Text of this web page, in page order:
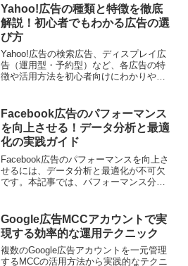
Yahoo!広告の種類と特徴を徹底
解説！初心者でもわかる広告の選
び方
Yahoo!広告の検索広告、ディスプレイ広
告（運用型・予約型）など、各広告の特
徴や活用方法を初心者向けにわかりやす
Facebook広告のパフォーマンス
を向上させる！データ分析と最適
化の実践ガイド
Facebook広告のパフォーマンスを向上さ
せるには、データ分析と最適化が不可欠
です。本記事では、パフォーマンス分析
ックを紹介します。ケーススタディを交
えながら、すぐに活用できる知識が満載
の内容となっています。
Google広告MCCアカウントで実
現する効率的な運用テクニック
複数のGoogle広告アカウントを一元管理
するMCCの活用方法から実践的なテクニ